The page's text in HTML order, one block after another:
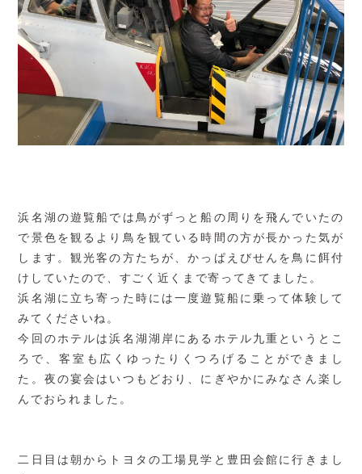
浜名湖の遊覧船では鳥がずっと船の周りを飛んでいたの
で景色を観るより鳥を観ている時間の方が長かった気が
します。観光客の方たちが、かっぱえびせんを鳥に餌付
けしていたので、すごく近くまで寄ってきてました。
浜名湖に立ち寄った時には一度遊覧船に乗って体験して
みてくださいね。
今回のホテルは浜名湖湖岸にあるホテル九重というとこ
ろで、客室も広くゆったりくつろげることができまし
た。夜の宴会はいつもどおり、にぎやかにみなさん楽し
んでおられました。
二日目は朝からトヨタの工場見学と豊田会館に行きまし